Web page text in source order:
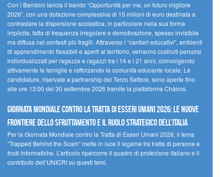
Con i Bambini lancia il bando “Opportunità per me, un futuro migliore
2026”, con una dotazione complessiva di 15 milioni di euro destinata a
contrastare la dispersione scolastica, in particolare nella sua forma
implicita, fatta di frequenza irregolare e demotivazione, spesso invisibile
ma diffusa nei contesti più fragili. Attraverso i “cantieri educativi”, ambienti
di apprendimento flessibili e aperti al territorio, verranno costruiti percorsi
individualizzati per ragazze e ragazzi tra i 14 e i 21 anni, coinvolgendo
attivamente le famiglie e rafforzando la comunità educante locale. Le
candidature, riservate a partnership del Terzo Settore, sono aperte fino
alle ore 13:00 del 30 settembre 2026 tramite la piattaforma Chàiros.
GIORNATA MONDIALE CONTRO LA TRATTA DI ESSERI UMANI 2026: LE NUOVE
FRONTIERE DELLO SFRUTTAMENTO E IL RUOLO STRATEGICO DELL’ITALIA
Per la Giornata Mondiale contro la Tratta di Esseri Umani 2026, il tema
“Trapped Behind the Scam” mette in luce il legame tra tratta di persone e
frodi informatiche. L’articolo ripercorre il quadro di protezione italiano e il
contributo dell’UNICRI su questi temi.